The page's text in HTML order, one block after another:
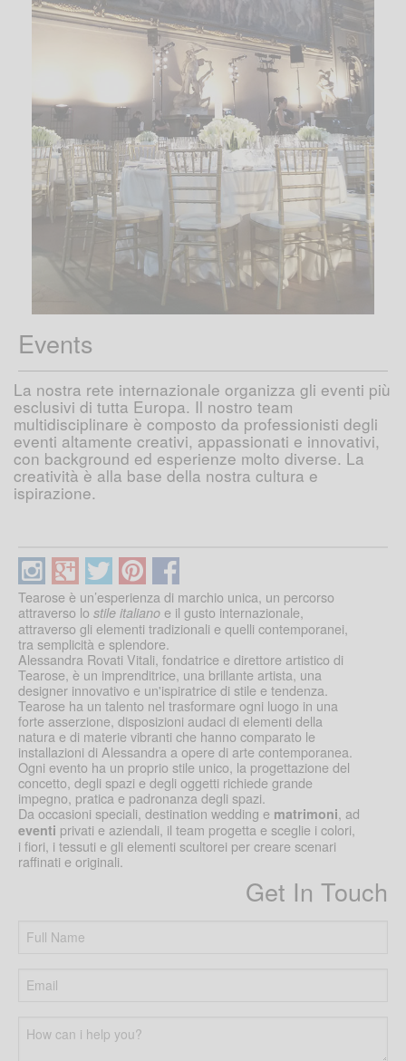
Events
La nostra rete internazionale organizza gli eventi più
esclusivi di tutta Europa. Il nostro team
multidisciplinare è composto da professionisti degli
eventi altamente creativi, appassionati e innovativi,
con background ed esperienze molto diverse. La
creatività è alla base della nostra cultura e
ispirazione.
Tearose è un’esperienza di marchio unica, un percorso
attraverso lo stile italiano e il gusto internazionale,
attraverso gli elementi tradizionali e quelli contemporanei,
tra semplicità e splendore.
Alessandra Rovati Vitali, fondatrice e direttore artistico di
Tearose, è un imprenditrice, una brillante artista, una
designer innovativo e un'ispiratrice di stile e tendenza.
Tearose ha un talento nel trasformare ogni luogo in una
forte asserzione, disposizioni audaci di elementi della
natura e di materie vibranti che hanno comparato le
installazioni di Alessandra a opere di arte contemporanea.
Ogni evento ha un proprio stile unico, la progettazione del
concetto, degli spazi e degli oggetti richiede grande
impegno, pratica e padronanza degli spazi.
Da occasioni speciali, destination wedding e matrimoni, ad
eventi privati e aziendali, il team progetta e sceglie i colori,
i fiori, i tessuti e gli elementi scultorei per creare scenari
raffinati e originali.
Get In Touch